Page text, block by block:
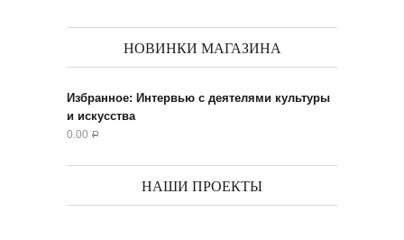
НОВИНКИ МАГАЗИНА
Избранное: Интервью с деятелями культуры
и искусства
0.00 Р
НАШИ ПРОЕКТЫ